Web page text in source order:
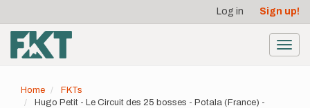
main
content
account
menu
Log in Sign up!
Home
FKTs
Hugo Petit - Le Circuit des 25 bosses - Potala (France) -